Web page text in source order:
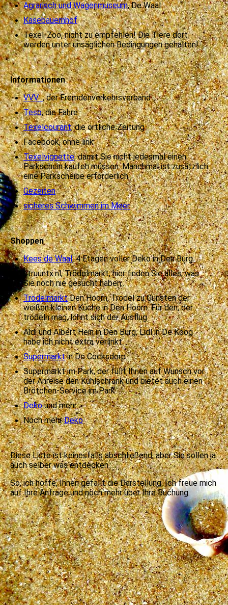
Agrarisch und Wagenmuseum, De Waal
Käsebauernhof
Texel-Zoo, nicht zu empfehlen! Die Tiere dort
werden unter unsäglichen Bedingungen gehalten!
Informationen
VVV, der Fremdenverkehrsverband
Teso, die Fähre
Texelcourant, die örtliche Zeitung
Facebook, ohne link
Texelvignette, damit Sie nicht jedesmal einen
Parkschein kaufen müssen. Manchmal ist zusätzlich
eine Parkscheibe erforderlich
Gezeiten
sicheres Schwimmen im Meer
Shoppen
Kees de Waal, 4 Etagen voller Deko in Den Burg
struuntx.nl, Trödelmarkt, hier finden Sie alles, was
Sie noch nie gesucht haben..
TrödelmarktDen Hoorn, Trödel zu Gunsten der
weißen kleinen Küche in Den Hoorn. Für den, der
trödeln mag, lohnt sich der Ausflug
Aldi und Albert Hein in Den Burg, Lidl in De Koog
habe ich nicht extra verlinkt.
Supermarktin De Cocksdorp
Supermarkt im Park, der füllt Ihnen auf Wunsch vor
der Anreise den Kühlschrank und bietet auch einen
Brötchen-Service im Park
Dekound mehr
Noch mehrDeko
Diese Liste ist keinesfalls abschließend, aber Sie sollen ja
auch selber was entdecken.
So, ich hoffe, Ihnen gefällt die Darstellung. Ich freue mich
auf Ihre Anfrage und noch mehr über Ihre Buchung.